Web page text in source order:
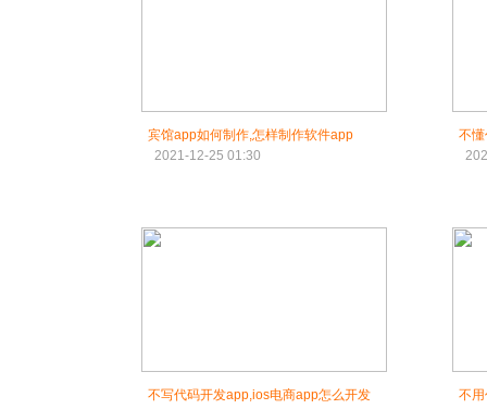
宾馆app如何制作,怎样制作软件app
2021-12-25 01:30
不
不写代码开发app,ios电商app怎么开发
不